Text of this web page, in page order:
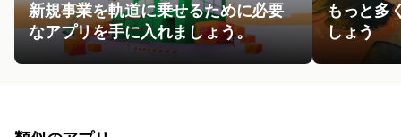
新規事業を軌道に乗せるために必要
なアプリを手に入れましょう。
もっと多
しょう